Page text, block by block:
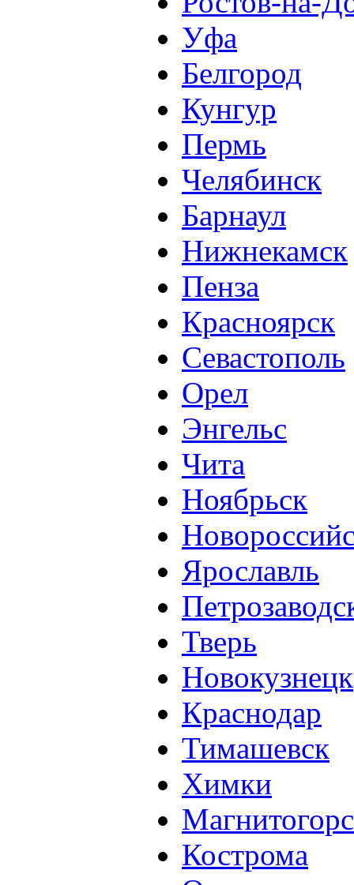
Уфа
Белгород
Кунгур
Пермь
Челябинск
Барнаул
Нижнекамск
Пенза
Красноярск
Севастополь
Орел
Энгельс
Чита
Ноябрьск
Ярославль
Тверь
Новокузнецк
Краснодар
Тимашевск
Химки
Кострома